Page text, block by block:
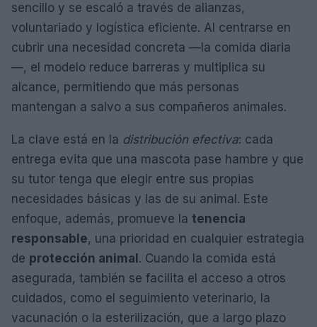
sencillo y se escaló a través de alianzas,
voluntariado y logística eficiente. Al centrarse en
cubrir una necesidad concreta —la comida diaria
—, el modelo reduce barreras y multiplica su
alcance, permitiendo que más personas
mantengan a salvo a sus compañeros animales.
La clave está en la distribución efectiva: cada
entrega evita que una mascota pase hambre y que
su tutor tenga que elegir entre sus propias
necesidades básicas y las de su animal. Este
enfoque, además, promueve la tenencia
responsable, una prioridad en cualquier estrategia
de protección animal . Cuando la comida está
asegurada, también se facilita el acceso a otros
cuidados, como el seguimiento veterinario, la
vacunación o la esterilización, que a largo plazo